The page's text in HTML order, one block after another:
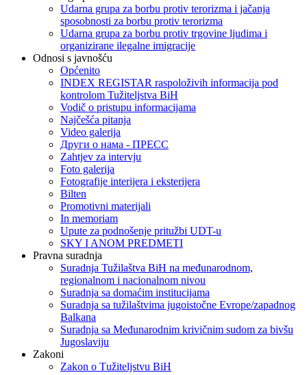
Udarna grupa za borbu protiv terorizma i jačanja
sposobnosti za borbu protiv terorizma
Udarna grupa za borbu protiv trgovine ljudima i
organizirane ilegalne imigracije
Odnosi s javnošću
Općenito
INDEX REGISTAR raspoloživih informacija pod
kontrolom Tužiteljstva BiH
Vodič o pristupu informacijama
Najčešća pitanja
Video galerija
Други о нама - ПРЕСC
Zahtjev za intervju
Foto galerija
Fotografije interijera i eksterijera
Bilten
Promotivni materijali
In memoriam
Upute za podnošenje pritužbi UDT-u
SKY I ANOM PREDMETI
Pravna suradnja
Suradnja Tužilaštva BiH na međunarodnom,
regionalnom i nacionalnom nivou
Suradnja sa domaćim institucijama
Suradnja sa tužilaštvima jugoistočne Evrope/zapadnog
Balkana
Suradnja sa Međunarodnim krivičnim sudom za bivšu
Jugoslaviju
Zakoni
Zakon o Тužiteljstvu BiH